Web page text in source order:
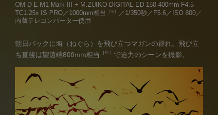
OM-D E-M1 Mark III + M.ZUIKO DIGITAL ED 150-400mm F4.5
TC1.25x IS PRO／1000mm相当
［※］
／1/350秒／F5.6／ISO 800／
内蔵テレコンバーター使用
朝日バックに塒（ねぐら）を飛び立つマガンの群れ。飛び立
ち直後は望遠端800mm相当
［※］ で迫力のシーンを撮影。